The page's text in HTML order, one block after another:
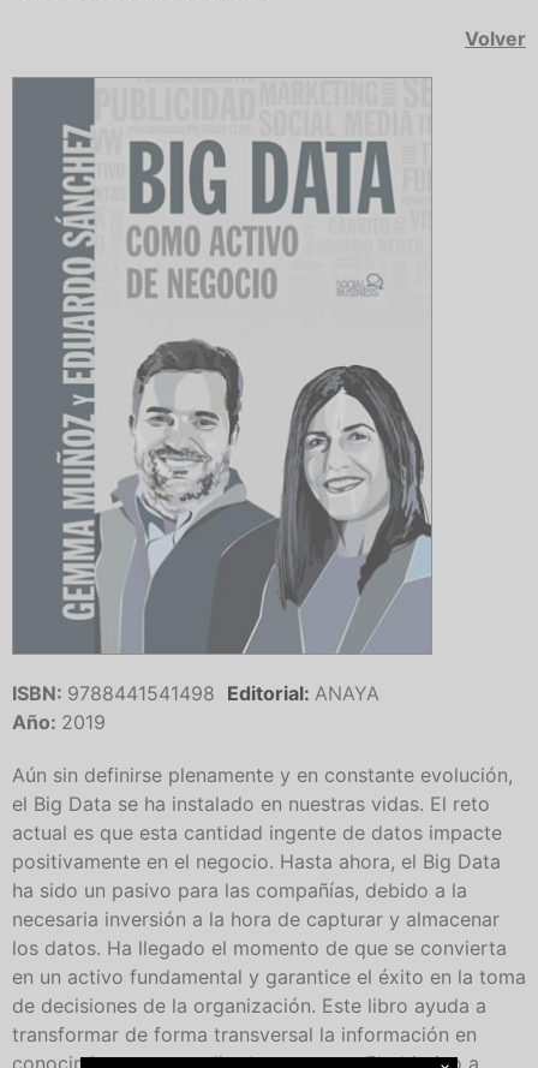
Volver
ISBN: 9788441541498 Editorial: ANAYA
Año: 2019
Aún sin definirse plenamente y en constante evolución,
el Big Data se ha instalado en nuestras vidas. El reto
actual es que esta cantidad ingente de datos impacte
positivamente en el negocio. Hasta ahora, el Big Data
ha sido un pasivo para las compañías, debido a la
necesaria inversión a la hora de capturar y almacenar
los datos. Ha llegado el momento de que se convierta
en un activo fundamental y garantice el éxito en la toma
de decisiones de la organización. Este libro ayuda a
transformar de forma transversal la información en
conocimiento por medio de procesos. El objetivo a